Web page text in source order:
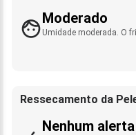
Moderado
Umidade moderada. O
Ressecamento da
Nenhum alerta